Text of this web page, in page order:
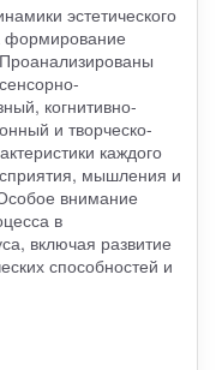
эстетического
формирование
когнитивно-
и творческо-
каждого
мышления и
внимание
в
включая развитие
способностей и